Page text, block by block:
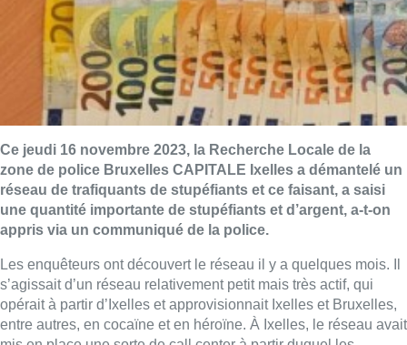
Ce jeudi 16 novembre 2023, la Recherche Locale de la
zone de police Bruxelles CAPITALE Ixelles a démantelé un
réseau de trafiquants de stupéfiants et ce faisant, a saisi
une quantité importante de stupéfiants et d’argent, a-t-on
appris via un communiqué de la police.
Les enquêteurs ont découvert le réseau il y a quelques mois. Il
s’agissait d’un réseau relativement petit mais très actif, qui
opérait à partir d’Ixelles et approvisionnait Ixelles et Bruxelles,
entre autres, en cocaïne et en héroïne. À Ixelles, le réseau avait